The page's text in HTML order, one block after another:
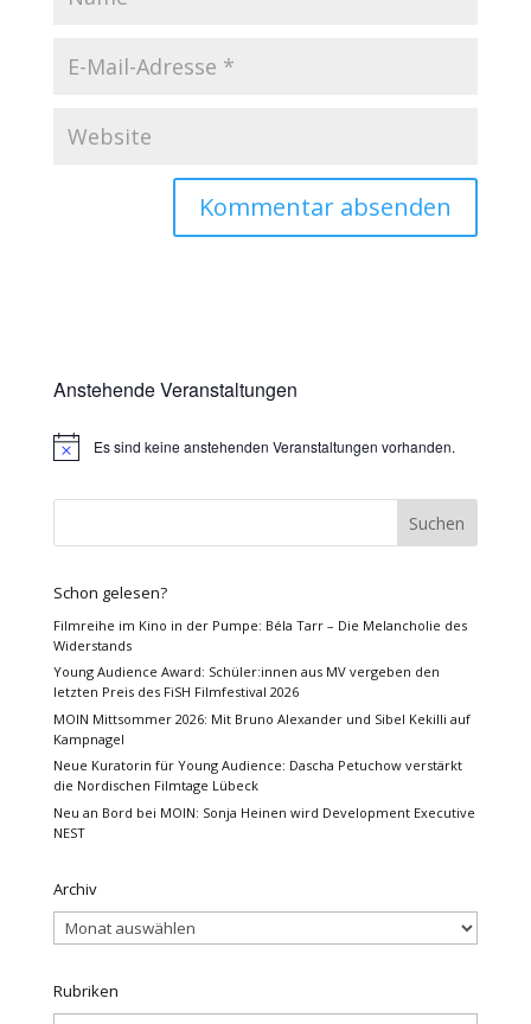
Anstehende Veranstaltungen
HinweisEs sind keine anstehenden Veranstaltungen vorhanden.
Schon gelesen?
Filmreihe im Kino in der Pumpe: Béla Tarr – Die Melancholie des
Widerstands
Young Audience Award: Schüler:innen aus MV vergeben den
letzten Preis des FiSH Filmfestival 2026
MOIN Mittsommer 2026: Mit Bruno Alexander und Sibel Kekilli auf
Kampnagel
Neue Kuratorin für Young Audience: Dascha Petuchow verstärkt
die Nordischen Filmtage Lübeck
Neu an Bord bei MOIN: Sonja Heinen wird Development Executive
NEST
Archiv
Archiv
Rubriken